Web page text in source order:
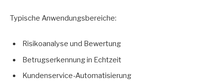
Typische Anwendungsbereiche:
Risikoanalyse und Bewertung
Betrugserkennung in Echtzeit
Kundenservice-Automatisierung